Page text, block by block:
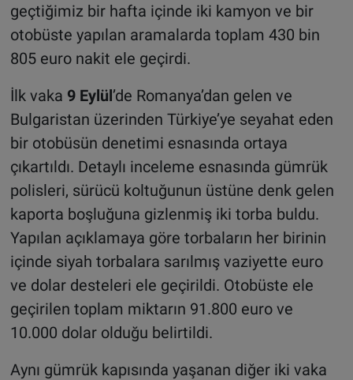
geçtiğimiz bir hafta içinde iki kamyon ve bir
otobüste yapılan aramalarda toplam 430 bin
805 euro nakit ele geçirdi.
İlk vaka 9 Eylül’de Romanya’dan gelen ve
Bulgaristan üzerinden Türkiye’ye seyahat eden
bir otobüsün denetimi esnasında ortaya
çıkartıldı. Detaylı inceleme esnasında gümrük
polisleri, sürücü koltuğunun üstüne denk gelen
kaporta boşluğuna gizlenmiş iki torba buldu.
Yapılan açıklamaya göre torbaların her birinin
içinde siyah torbalara sarılmış vaziyette euro
ve dolar desteleri ele geçirildi. Otobüste ele
geçirilen toplam miktarın 91.800 euro ve
10.000 dolar olduğu belirtildi.
Aynı gümrük kapısında yaşanan diğer iki vaka